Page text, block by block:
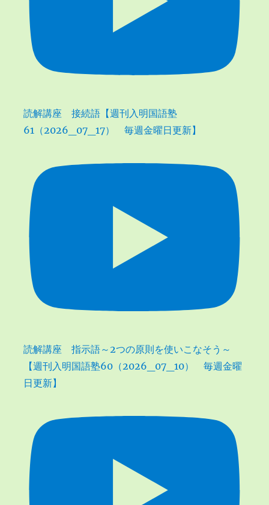
読解講座 接続語【週刊入明国語塾
61（2026_07_17） 毎週金曜日更新】
読解講座 指示語～2つの原則を使いこなそう～
【週刊入明国語塾60（2026_07_10） 毎週金曜
日更新】